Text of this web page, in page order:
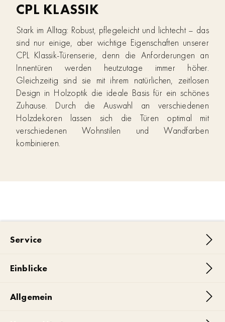
CPL KLASSIK
Stark im Alltag: Robust, pflegeleicht und lichtecht – das
sind nur einige, aber wichtige Eigenschaften unserer
CPL Klassik-Türenserie, denn die Anforderungen an
Innentüren werden heutzutage immer höher.
Gleichzeitig sind sie mit ihrem natürlichen, zeitlosen
Design in Holzoptik die ideale Basis für ein schönes
Zuhause. Durch die Auswahl an verschiedenen
Holzdekoren lassen sich die Türen optimal mit
verschiedenen Wohnstilen und Wandfarben
kombinieren.
Service
Einblicke
Allgemein